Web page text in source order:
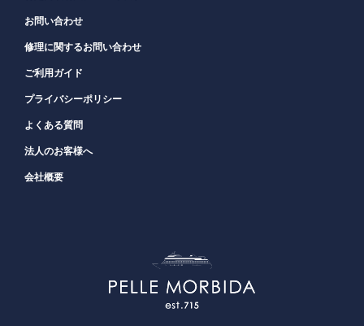
お問い合わせ
修理に関するお問い合わせ
ご利用ガイド
プライバシーポリシー
よくある質問
法人のお客様へ
会社概要